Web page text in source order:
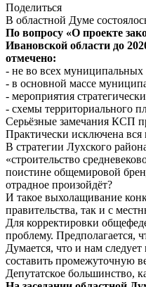
Поделиться
В областной Думе
По вопросу «О проекте
Ивановской области до
отмечено:
- не во всех муниципальных
- в основной массе
- мероприятия
- схемы территориального
Серьёзные замечания КСП
Практически исключена
В стратегии Лухского
«строительство
поистине общемировой
отрадное произойдёт?
И такое выхолащивание
правительства, так и с
Для корректировки
проблему. Предполагается,
Думается, что и нам
составить промежуточную
Депутатское большинство,